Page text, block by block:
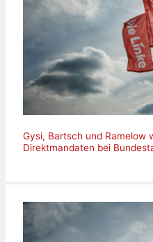
Gysi, Bartsch und Ramelow
Direktmandaten bei